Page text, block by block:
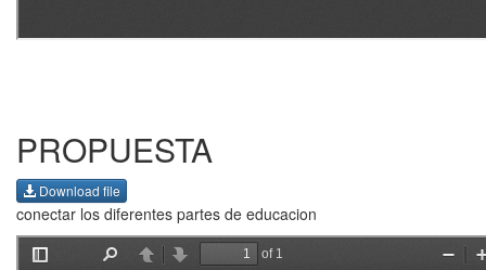
PROPUESTA
Download file
conectar los diferentes partes de educacion